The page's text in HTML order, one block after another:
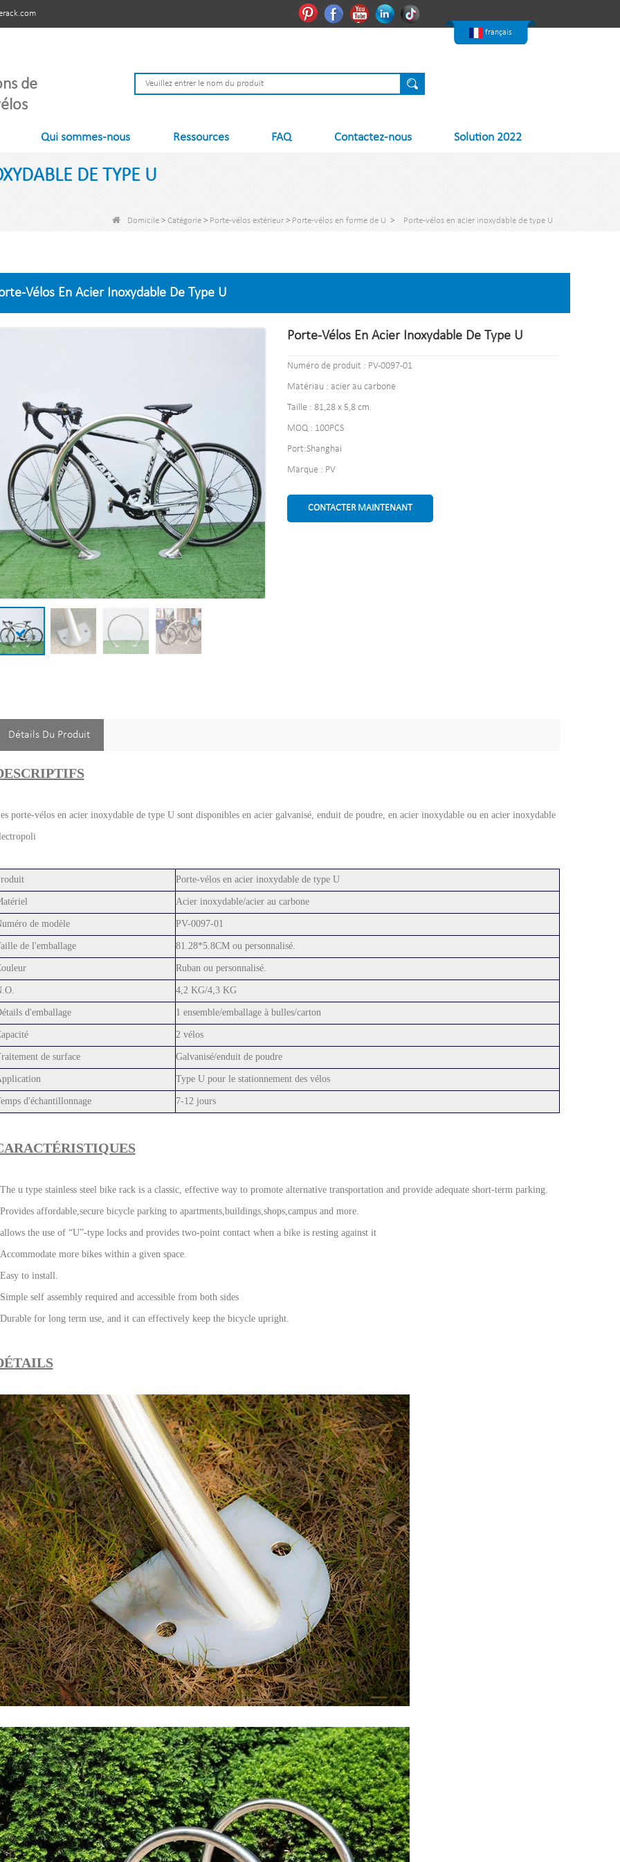
français
Nederlands
PinterestFacebookYoutubeLinkedin
de
Qui sommes-nous Ressources FAQ Contactez-nous Solution 2022
DE TYPE U
Domicile > Catégorie > Porte-vélos extérieur > Porte-vélos en forme de U > Porte-vélos en acier inoxydable de type U
Vélos En Acier Inoxydable De Type U
Porte-Vélos En Acier Inoxydable De Type U
Numéro de produit : PV-0097-01
Matériau : acier au carbone
Taille : 81,28 x 5,8 cm.
MOQ : 100PCS
Port:Shanghai
Marque : PV
CONTACTER MAINTENANT
Détails Du Produit
porte-vélos en acier inoxydable de type U sont disponibles en acier galvanisé, enduit de poudre, en acier inoxydable ou en acier inoxydable
Porte-vélos en acier inoxydable de type U
Acier inoxydable/acier au carbone
de modèle PV-0097-01
de l'emballage 81.28*5.8CM ou personnalisé.
Ruban ou personnalisé.
4,2 KG/4,3 KG
d'emballage 1 ensemble/emballage à bulles/carton
2 vélos
de surface Galvanisé/enduit de poudre
Type U pour le stationnement des vélos
d'échantillonnage 7-12 jours
u type stainless steel bike rack is a classic, effective way to promote alternative transportation and provide adequate short-term parking.
affordable,secure bicycle parking to apartments,buildings,shops,campus and more.
the use of “U”-type locks and provides two-point contact when a bike is resting against it
more bikes within a given space.
to install.
self assembly required and accessible from both sides
for long term use, and it can effectively keep the bicycle upright.